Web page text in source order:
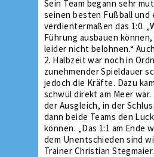
Sein Team begann sehr
seinen besten Fußball und
verdientermaßen das 1:0.
Führung ausbauen
leider nicht belohnen.“
2. Halbzeit war noch in
zunehmender Spieldauer
jedoch die Kräfte. Dazu
schwül direkt am Meer
der Ausgleich, in der
dann beide Teams den
können. „Das 1:1 am Ende
dem Unentschieden sind
Trainer Christian Stegmaier.